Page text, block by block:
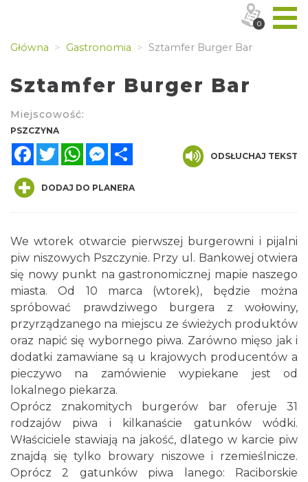
Główna Gastronomia Sztamfer Burger Bar
Sztamfer Burger Bar
Miejscowość:
PSZCZYNA
FacebookTwitterWhatsAppMessenger
ODSŁUCHAJ TEKST
DODAJ DO PLANERA
We wtorek otwarcie pierwszej burgerowni i pijalni
piw niszowych Pszczynie. Przy ul. Bankowej otwiera
się nowy punkt na gastronomicznej mapie naszego
miasta. Od 10 marca (wtorek), będzie można
spróbować prawdziwego burgera z wołowiny,
przyrządzanego na miejscu ze świeżych produktów
oraz napić się wybornego piwa. Zarówno mięso jak i
dodatki zamawiane są u krajowych producentów a
pieczywo na zamówienie wypiekane jest od
lokalnego piekarza.
Oprócz znakomitych burgerów bar oferuje 31
rodzajów piwa i kilkanaście gatunków wódki.
Właściciele stawiają na jakość, dlatego w karcie piw
znajdą się tylko browary niszowe i rzemieślnicze.
Oprócz 2 gatunków piwa lanego: Raciborskie
0